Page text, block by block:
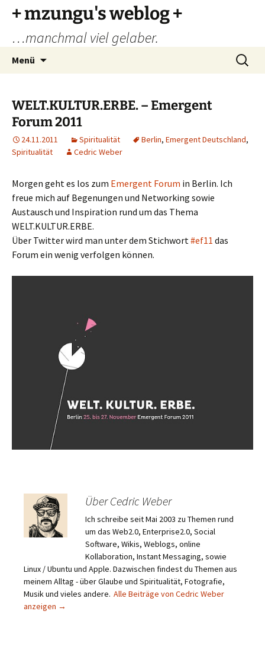
Zum
Inhalt
springen
+ mzungu's weblog +
…manchmal viel gelaber.
Menü
Suchen
nach:
WELT.KULTUR.ERBE. – Emergent
Forum 2011
24.11.2011 Spiritualität Berlin, Emergent Deutschland,
Spiritualität
Cedric Weber
Morgen geht es los zum Emergent Forum in Berlin. Ich
freue mich auf Begenungen und Networking sowie
Austausch und Inspiration rund um das Thema
WELT.KULTUR.ERBE.
Über Twitter wird man unter dem Stichwort#ef11 das
Forum ein wenig verfolgen können.
Über Cedric Weber
Ich schreibe seit Mai 2003 zu Themen rund
um das Web2.0, Enterprise2.0, Social
Software, Wikis, Weblogs, online
Kollaboration, Instant Messaging, sowie
Linux / Ubuntu und Apple. Dazwischen findest du Themen aus
meinem Alltag - über Glaube und Spiritualität, Fotografie,
Musik und vieles andere. Alle Beiträge von Cedric Weber
anzeigen →